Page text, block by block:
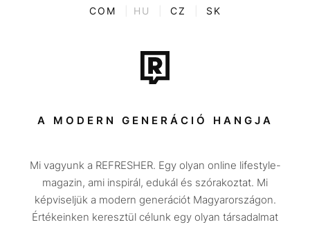
ENTR
Tech-Tudomány
Sport
Társadalom
Utazás
Életmód
Design
COM HU CZ SK
A MODERN GENERÁCIÓ HANGJA
Mi vagyunk a REFRESHER. Egy olyan online lifestyle-
magazin, ami inspirál, edukál és szórakoztat. Mi
képviseljük a modern generációt Magyarországon.
Értékeinken keresztül célunk egy olyan társadalmat